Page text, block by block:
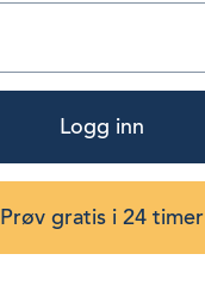
Logg inn
Prøv gratis i 24 timer